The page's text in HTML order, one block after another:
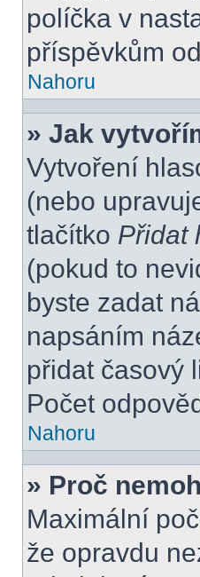
políčka v
příspěvkům
Nahoru
» Jak
Vytvoření
(nebo
tlačítko Přidat
(pokud to
byste zadat
napsáním
přidat časový
Počet
Nahoru
» Proč
Maximální
že opravdu